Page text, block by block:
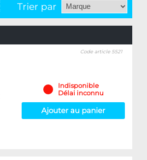
Trier par
Code article 5521
Indisponible
Délai inconnu
Ajouter au panier